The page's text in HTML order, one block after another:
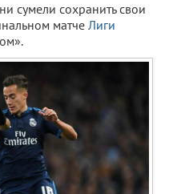
сумели сохранить свои
матче Лиги